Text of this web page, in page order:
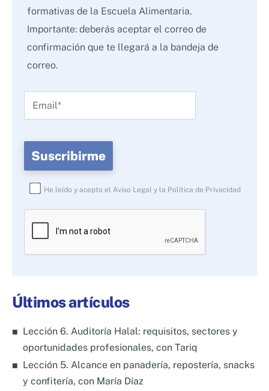
formativas de la Escuela Alimentaria.
Importante: deberás aceptar el correo de
confirmación que te llegará a la bandeja de
correo.
He leído y acepto el Aviso Legal y la Política de Privacidad
favor,
deja
vacío.
Últimos artículos
Lección 6. Auditoría Halal: requisitos, sectores y
oportunidades profesionales, con Tariq
Lección 5. Alcance en panadería, repostería, snacks
y confitería, con María Díaz